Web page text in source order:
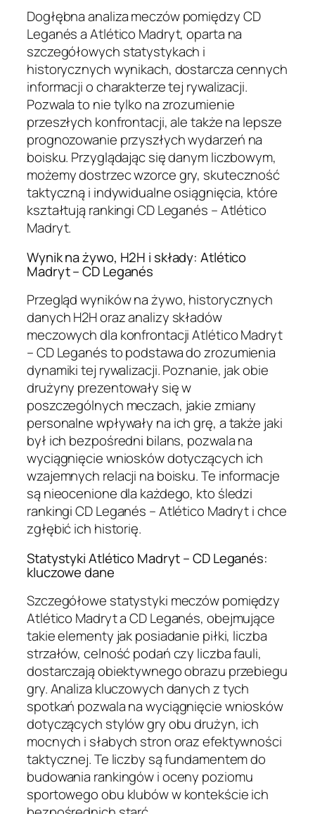
Dogłębna analiza meczów pomiędzy CD
Leganés a Atlético Madryt, oparta na
szczegółowych statystykach i
historycznych wynikach, dostarcza cennych
informacji o charakterze tej rywalizacji.
Pozwala to nie tylko na zrozumienie
przeszłych konfrontacji, ale także na lepsze
prognozowanie przyszłych wydarzeń na
boisku. Przyglądając się danym liczbowym,
możemy dostrzec wzorce gry, skuteczność
taktyczną i indywidualne osiągnięcia, które
kształtują rankingi CD Leganés – Atlético
Madryt.
Wynik na żywo, H2H i składy: Atlético
Madryt – CD Leganés
Przegląd wyników na żywo, historycznych
danych H2H oraz analizy składów
meczowych dla konfrontacji Atlético Madryt
– CD Leganés to podstawa do zrozumienia
dynamiki tej rywalizacji. Poznanie, jak obie
drużyny prezentowały się w
poszczególnych meczach, jakie zmiany
personalne wpływały na ich grę, a także jaki
był ich bezpośredni bilans, pozwala na
wyciągnięcie wniosków dotyczących ich
wzajemnych relacji na boisku. Te informacje
są nieocenione dla każdego, kto śledzi
rankingi CD Leganés – Atlético Madryt i chce
zgłębić ich historię.
Statystyki Atlético Madryt – CD Leganés:
kluczowe dane
Szczegółowe statystyki meczów pomiędzy
Atlético Madryt a CD Leganés, obejmujące
takie elementy jak posiadanie piłki, liczba
strzałów, celność podań czy liczba fauli,
dostarczają obiektywnego obrazu przebiegu
gry. Analiza kluczowych danych z tych
spotkań pozwala na wyciągnięcie wniosków
dotyczących stylów gry obu drużyn, ich
mocnych i słabych stron oraz efektywności
taktycznej. Te liczby są fundamentem do
budowania rankingów i oceny poziomu
sportowego obu klubów w kontekście ich